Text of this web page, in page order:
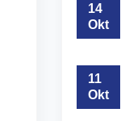
14
Okt
11
Okt